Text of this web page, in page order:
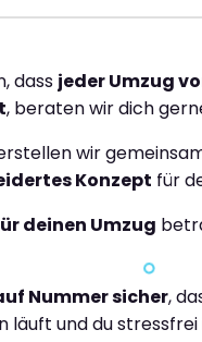
dass jeder Umzug
, beraten wir dich
wir
Konzept für
deinen Umzug
Nummer sicher,
läuft und du